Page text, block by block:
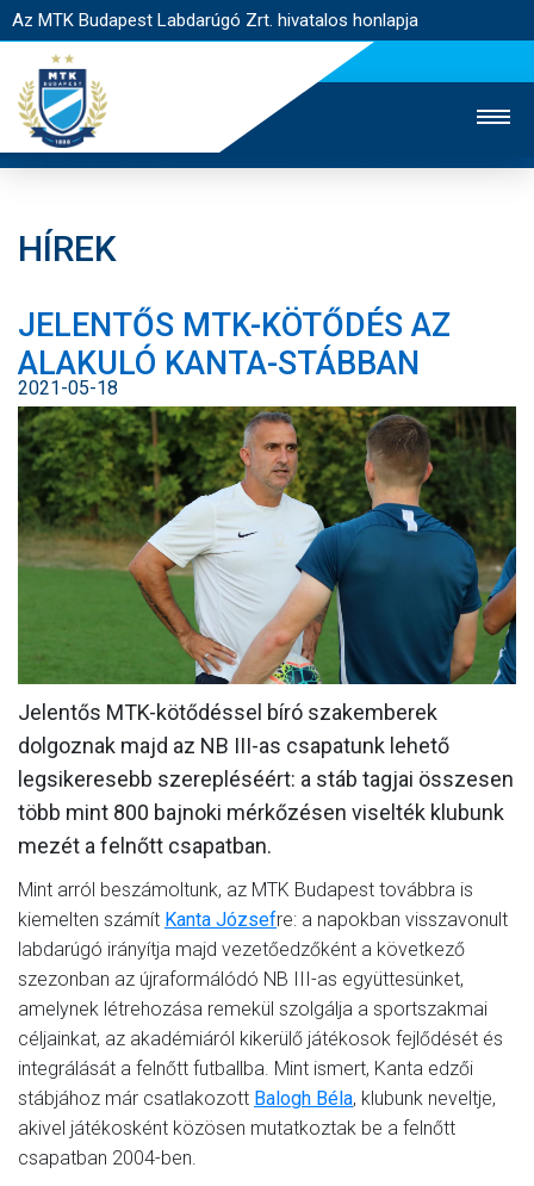
Az MTK Budapest Labdarúgó Zrt. hivatalos honlapja
JEGYÉRTÉKESÍTÉS
WEBSHOP
STADION
EGYESÜLET
KAPCSOLAT
NYITÓLAP
HÍREK
CSAPATOK
MÉRKŐZÉSEK
KLUB
GALÉRIA
SZURKOLÓI ÉLMÉNYEK
AKKREDITÁCIÓ
HÍREK
JELENTŐS MTK-KÖTŐDÉS AZ
ALAKULÓ KANTA-STÁBBAN
2021-05-18
Jelentős MTK-kötődéssel bíró szakemberek
dolgoznak majd az NB III-as csapatunk lehető
legsikeresebb szerepléséért: a stáb tagjai összesen
több mint 800 bajnoki mérkőzésen viselték klubunk
mezét a felnőtt csapatban.
Mint arról beszámoltunk, az MTK Budapest továbbra is
kiemelten számít Kanta Józsefre: a napokban visszavonult
labdarúgó irányítja majd vezetőedzőként a következő
szezonban az újraformálódó NB III-as együttesünket,
amelynek létrehozása remekül szolgálja a sportszakmai
céljainkat, az akadémiáról kikerülő játékosok fejlődését és
integrálását a felnőtt futballba. Mint ismert, Kanta edzői
stábjához már csatlakozott Balogh Béla, klubunk neveltje,
akivel játékosként közösen mutatkoztak be a felnőtt
csapatban 2004-ben.